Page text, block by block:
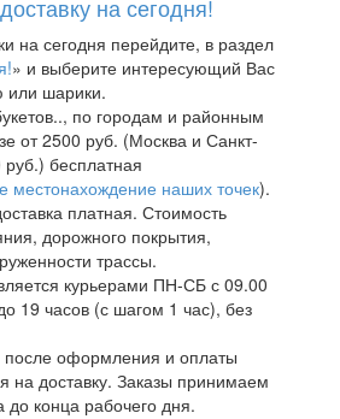
на сегодня!
на сегодня перейдите, в раздел
» и выберите интересующий Вас
или шарики.
по городам и районным
от 2500 руб. (Москва и Санкт-
бесплатная
местонахождение наших точек).
платная. Стоимость
дорожного покрытия,
трассы.
курьерами ПН-СБ с 09.00
19 часов (с шагом 1 час), без
после оформления и оплаты
на доставку. Заказы принимаем
конца рабочего дня.